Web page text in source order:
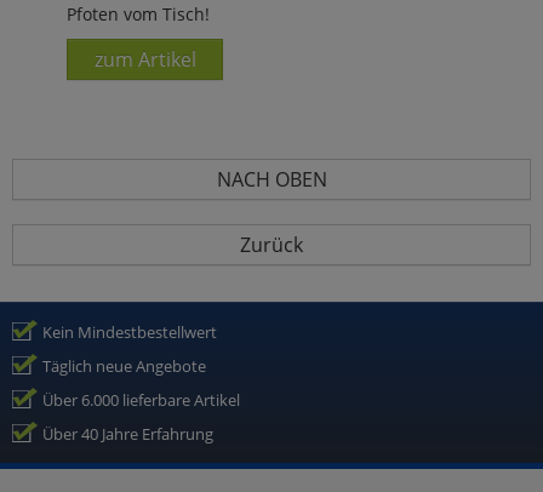
Pfoten vom Tisch!
zum Artikel
NACH OBEN
Zurück
Kein Mindestbestellwert
Täglich neue Angebote
Über 6.000 lieferbare Artikel
Über 40 Jahre Erfahrung